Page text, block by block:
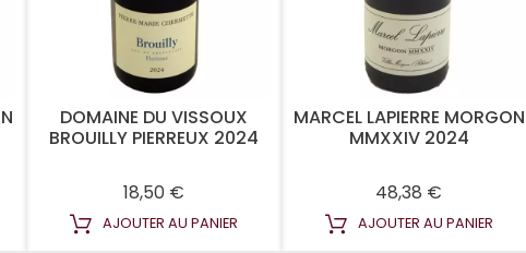
DOMAINE DU VISSOUX
BROUILLY PIERREUX 2024
18,50 €Prix
AJOUTER AU PANIER
MARCEL LAPIERRE MORGON
MMXXIV 2024
48,38 €
AJOUTER AU PANIER